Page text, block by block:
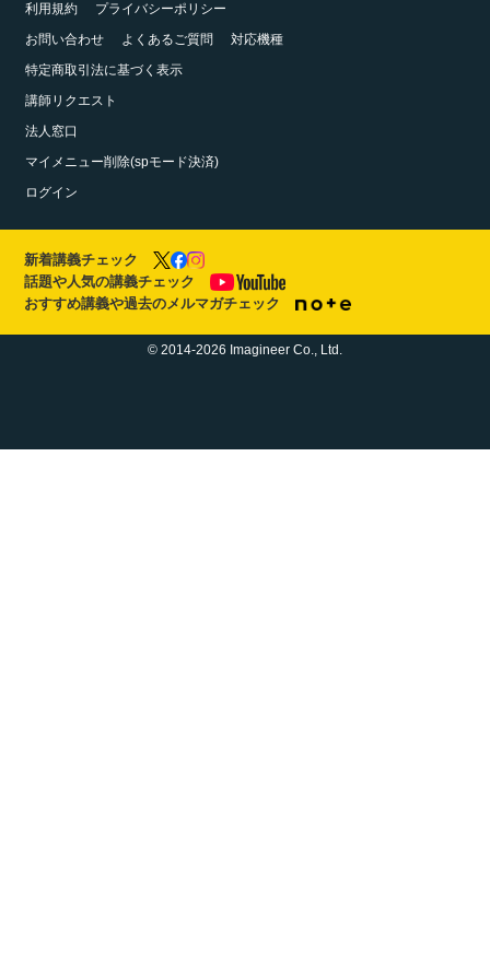
利用規約
プライバシーポリシー
お問い合わせ
よくあるご質問
対応機種
特定商取引法に基づく表示
講師リクエスト
法人窓口
マイメニュー削除(spモード決済)
ログイン
新着講義チェック
話題や人気の講義チェック
おすすめ講義や過去のメルマガチェック
© 2014-2026 Imagineer Co., Ltd.